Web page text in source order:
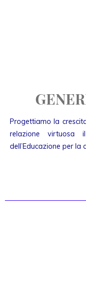
Progettiamo la
relazione virtuosa
dell’Educazione per la